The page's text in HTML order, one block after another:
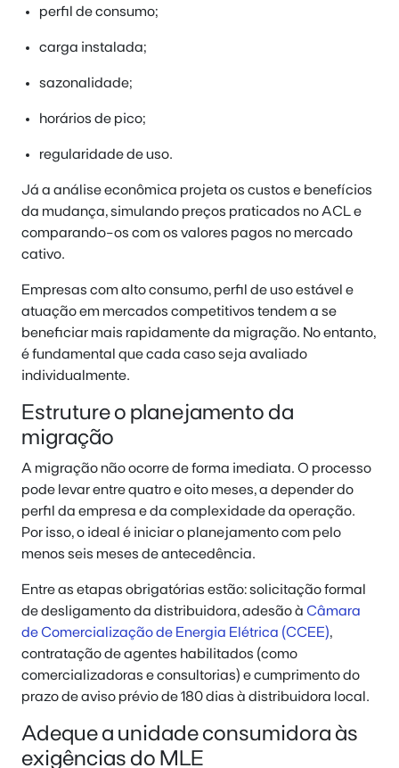
perfil de consumo;
carga instalada;
sazonalidade;
horários de pico;
regularidade de uso.
Já a análise econômica projeta os custos e benefícios
da mudança, simulando preços praticados no ACL e
comparando-os com os valores pagos no mercado
cativo.
Empresas com alto consumo, perfil de uso estável e
atuação em mercados competitivos tendem a se
beneficiar mais rapidamente da migração. No entanto,
é fundamental que cada caso seja avaliado
individualmente.
Estruture o planejamento da
migração
A migração não ocorre de forma imediata. O processo
pode levar entre quatro e oito meses, a depender do
perfil da empresa e da complexidade da operação.
Por isso, o ideal é iniciar o planejamento com pelo
menos seis meses de antecedência.
Entre as etapas obrigatórias estão: solicitação formal
de desligamento da distribuidora, adesão à Câmara
de Comercialização de Energia Elétrica (CCEE),
contratação de agentes habilitados (como
comercializadoras e consultorias) e cumprimento do
prazo de aviso prévio de 180 dias à distribuidora local.
Adeque a unidade consumidora às
exigências do MLE